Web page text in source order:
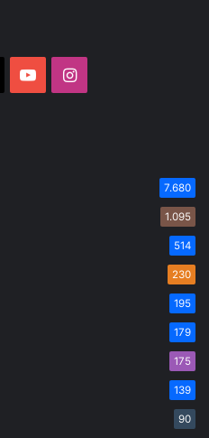
YouTubeInstagram
7.680
1.095
514
230
195
179
175
139
90